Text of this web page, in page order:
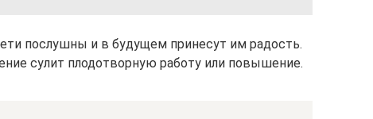
послушны и в будущем принесут им радость.
сулит плодотворную работу или повышение.